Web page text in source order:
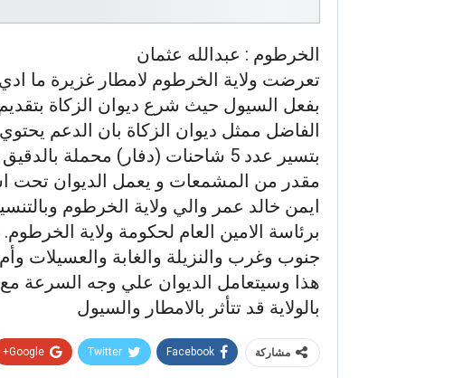
الخرطوم : عبدالله عثمان
تعرضت ولاية الخرطوم لامطار غزيرة ما
بفعل السيول حيث شرع ديوان الزكاة
الفاضل ممثل ديوان الزكاة بان الدعم
بتسير عدد 5 شاحنات (دفار) محملة
مقدر من المشمعات و يعمل الديوان تحت
ايمن خالد عمر والي ولاية الخرطوم
برئاسة الامين العام لحكومة ولاية
جنوب وغرب والنزيلة والغابة والعسيلات
هذا وسيتعامل الديوان علي وجه
بالولاية قد تتأثر بالامطار والسيول
مشاركة Facebook
Twitter
Google+